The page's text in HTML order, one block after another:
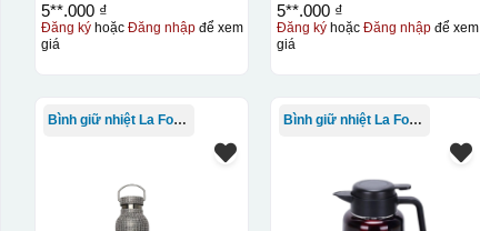
5**.000 ₫
Đăng kýhoặc Đăng nhậpđể xem
giá
5**.000 ₫
Đăng ký hoặcĐăng nhập để xem
giá
Bình giữ nhiệt La Fonte Bình giữ nhiệt La Fonte